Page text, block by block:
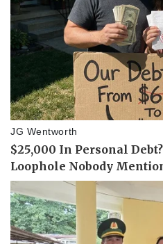
Pháp luật
Vụ án
Tin nóng
Tư vấn luật